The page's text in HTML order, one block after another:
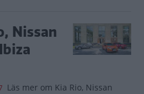
Nissan
Läs mer om Kia Rio, Nissan